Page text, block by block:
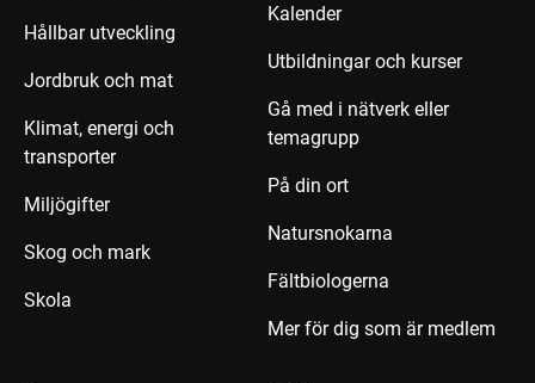
Hållbar utveckling
Jordbruk och mat
Klimat, energi och
transporter
Miljögifter
Skog och mark
Skola
Kalender
Utbildningar och kurser
Gå med i nätverk eller
temagrupp
På din ort
Natursnokarna
Fältbiologerna
Mer för dig som är medlem